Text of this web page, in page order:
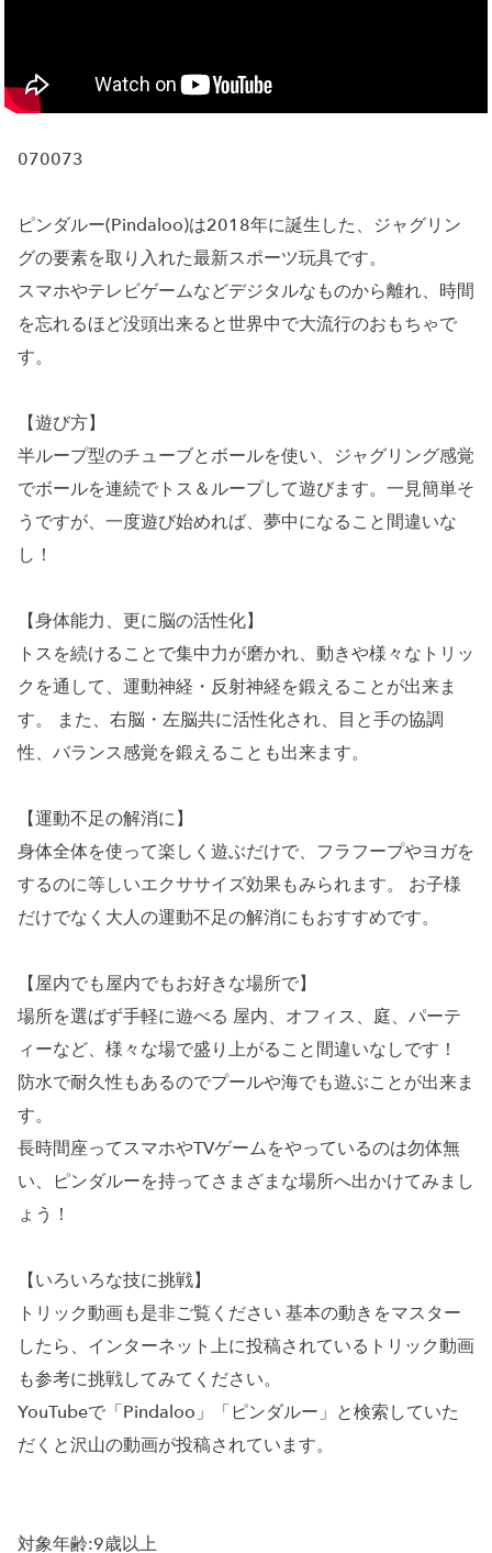
070073
ピンダルー(Pindaloo)は2018年に誕生した、ジャグリン
グの要素を取り入れた最新スポーツ玩具です。
スマホやテレビゲームなどデジタルなものから離れ、時間
を忘れるほど没頭出来ると世界中で大流行のおもちゃで
す。
【遊び方】
半ループ型のチューブとボールを使い、ジャグリング感覚
でボールを連続でトス＆ループして遊びます。一見簡単そ
うですが、一度遊び始めれば、夢中になること間違いな
し！
【身体能力、更に脳の活性化】
トスを続けることで集中力が磨かれ、動きや様々なトリッ
クを通して、運動神経・反射神経を鍛えることが出来ま
す。 また、右脳・左脳共に活性化され、目と手の協調
性、バランス感覚を鍛えることも出来ます。
【運動不足の解消に】
身体全体を使って楽しく遊ぶだけで、フラフープやヨガを
するのに等しいエクササイズ効果もみられます。 お子様
だけでなく大人の運動不足の解消にもおすすめです。
【屋内でも屋内でもお好きな場所で】
場所を選ばず手軽に遊べる 屋内、オフィス、庭、パーテ
ィーなど、様々な場で盛り上がること間違いなしです！
防水で耐久性もあるのでプールや海でも遊ぶことが出来ま
す。
長時間座ってスマホやTVゲームをやっているのは勿体無
い、ピンダルーを持ってさまざまな場所へ出かけてみまし
ょう！
【いろいろな技に挑戦】
トリック動画も是非ご覧ください 基本の動きをマスター
したら、インターネット上に投稿されているトリック動画
も参考に挑戦してみてください。
YouTubeで「Pindaloo」「ピンダルー」と検索していた
だくと沢山の動画が投稿されています。
対象年齢:9歳以上